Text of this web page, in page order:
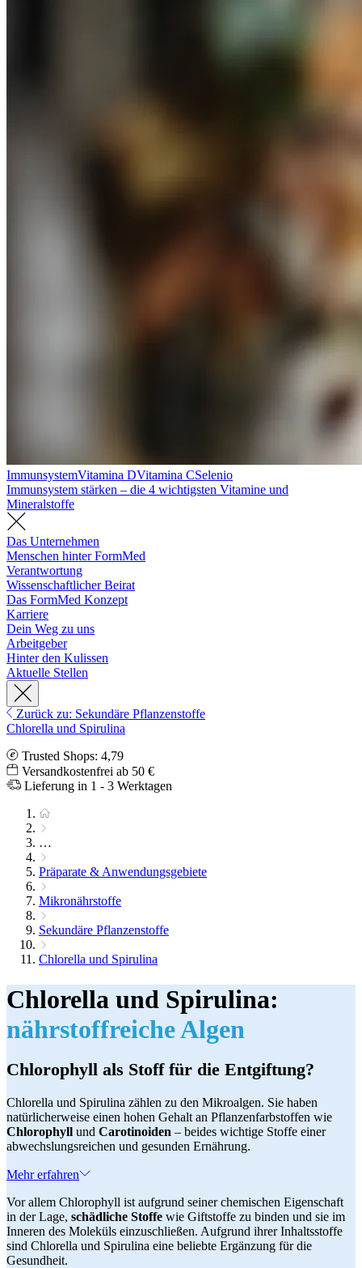
ImmunsystemVitamina DVitamina CSelenio
Immunsystem stärken – die 4 wichtigsten Vitamine und
Mineralstoffe
Das Unternehmen
Menschen hinter FormMed
Verantwortung
Wissenschaftlicher Beirat
Das FormMed Konzept
Karriere
Dein Weg zu uns
Arbeitgeber
Hinter den Kulissen
Aktuelle Stellen
Zurück zu: Sekundäre Pflanzenstoffe
Chlorella und Spirulina
Trusted Shops: 4,79
Versandkostenfrei ab 50 €
Lieferung in 1 - 3 Werktagen
…
Präparate & Anwendungsgebiete
Mikronährstoffe
Sekundäre Pflanzenstoffe
Chlorella und Spirulina
Chlorella und Spirulina:
nährstoffreiche Algen
Chlorophyll als Stoff für die Entgiftung?
Chlorella und Spirulina zählen zu den Mikroalgen. Sie haben
natürlicherweise einen hohen Gehalt an Pflanzenfarbstoffen wie
Chlorophyll und Carotinoiden – beides wichtige Stoffe einer
abwechslungsreichen und gesunden Ernährung.
Mehr erfahren
Vor allem Chlorophyll ist aufgrund seiner chemischen Eigenschaft
in der Lage, schädliche Stoffe wie Giftstoffe zu binden und sie im
Inneren des Moleküls einzuschließen. Aufgrund ihrer Inhaltsstoffe
sind Chlorella und Spirulina eine beliebte Ergänzung für die
Gesundheit.